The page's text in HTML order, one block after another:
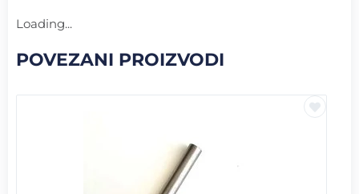
Loading...
POVEZANI PROIZVODI